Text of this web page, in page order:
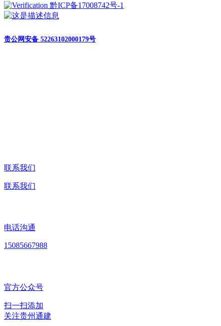
黔ICP备17008742号-1
贵公网安备 52263102000179号
联系我们
联系我们
电话沟通
15085667988
官方公众号
扫一扫添加
关注贵州通建